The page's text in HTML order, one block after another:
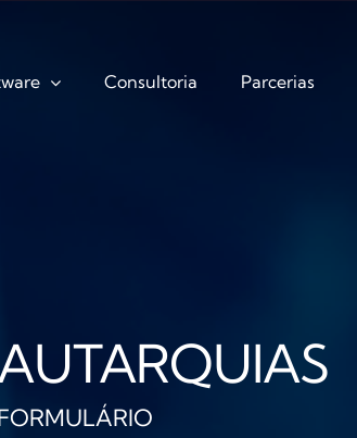
Consultoria Parcerias